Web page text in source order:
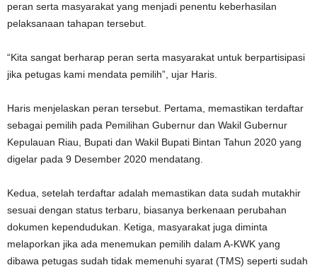
peran serta masyarakat yang menjadi penentu keberhasilan
pelaksanaan tahapan tersebut.
“Kita sangat berharap peran serta masyarakat untuk berpartisipasi
jika petugas kami mendata pemilih”, ujar Haris.
Haris menjelaskan peran tersebut. Pertama, memastikan terdaftar
sebagai pemilih pada Pemilihan Gubernur dan Wakil Gubernur
Kepulauan Riau, Bupati dan Wakil Bupati Bintan Tahun 2020 yang
digelar pada 9 Desember 2020 mendatang.
Kedua, setelah terdaftar adalah memastikan data sudah mutakhir
sesuai dengan status terbaru, biasanya berkenaan perubahan
dokumen kependudukan. Ketiga, masyarakat juga diminta
melaporkan jika ada menemukan pemilih dalam A-KWK yang
dibawa petugas sudah tidak memenuhi syarat (TMS) seperti sudah